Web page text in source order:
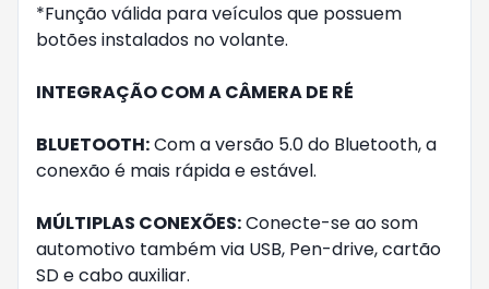
*Função válida para veículos que possuem
botões instalados no volante.
INTEGRAÇÃO COM A CÂMERA DE RÉ
BLUETOOTH:Com a versão 5.0 do Bluetooth, a
conexão é mais rápida e estável.
MÚLTIPLAS CONEXÕES:Conecte-se ao som
automotivo também via USB, Pen-drive, cartão
SD e cabo auxiliar.